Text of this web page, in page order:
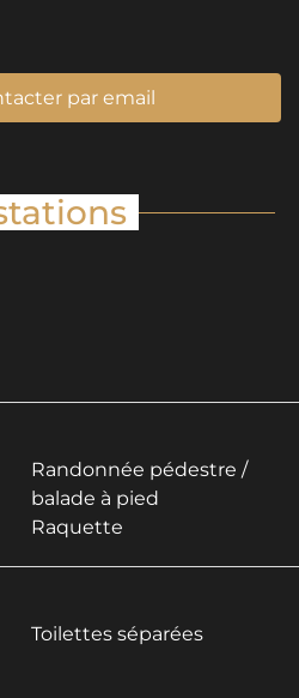
par email
Randonnée pédestre /
balade à pied
Raquette
Toilettes séparées